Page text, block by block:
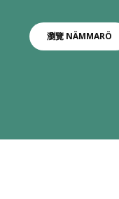
瀏覽 NÄMMARÖ